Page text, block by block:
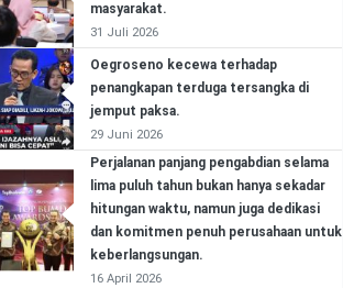
masyarakat.
31 Juli 2026
Oegroseno kecewa terhadap
penangkapan terduga tersangka di
jemput paksa.
29 Juni 2026
Perjalanan panjang pengabdian selama
lima puluh tahun bukan hanya sekadar
hitungan waktu, namun juga dedikasi
dan komitmen penuh perusahaan untuk
keberlangsungan.
16 April 2026